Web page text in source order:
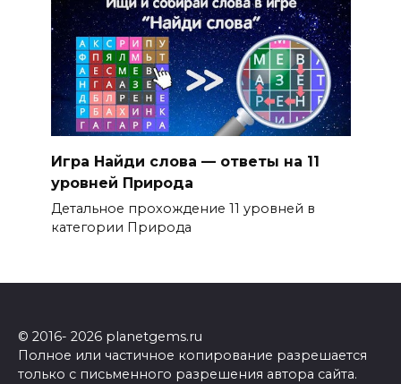
Игра Найди слова — ответы на 11
уровней Природа
Детальное прохождение 11 уровней в
категории Природа
© 2016- 2026 planetgems.ru
Полное или частичное копирование разрешается
только с письменного разрешения автора сайта.